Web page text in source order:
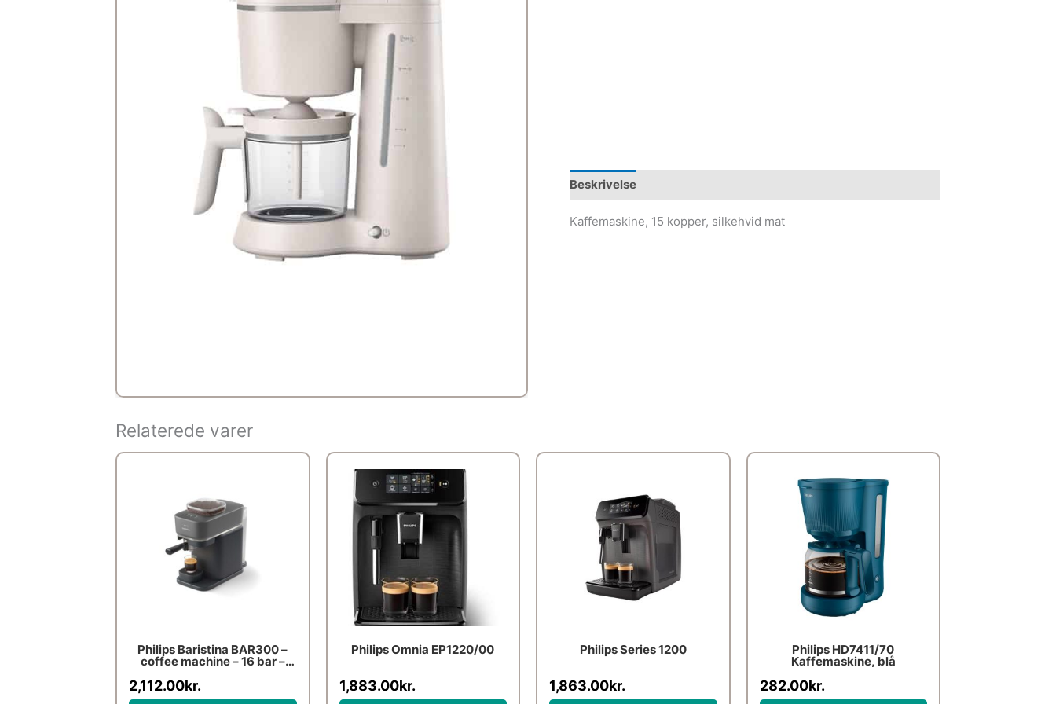
Beskrivelse
Kaffemaskine, 15 kopper, silkehvid mat
Relaterede varer
Philips Baristina BAR300 –
coffee machine – 16 bar –
2,112.00kr.
Philips Omnia EP1220/00
1,883.00kr.
Philips Series 1200
1,863.00kr.
Philips HD7411/70
Kaffemaskine, blå
282.00kr.